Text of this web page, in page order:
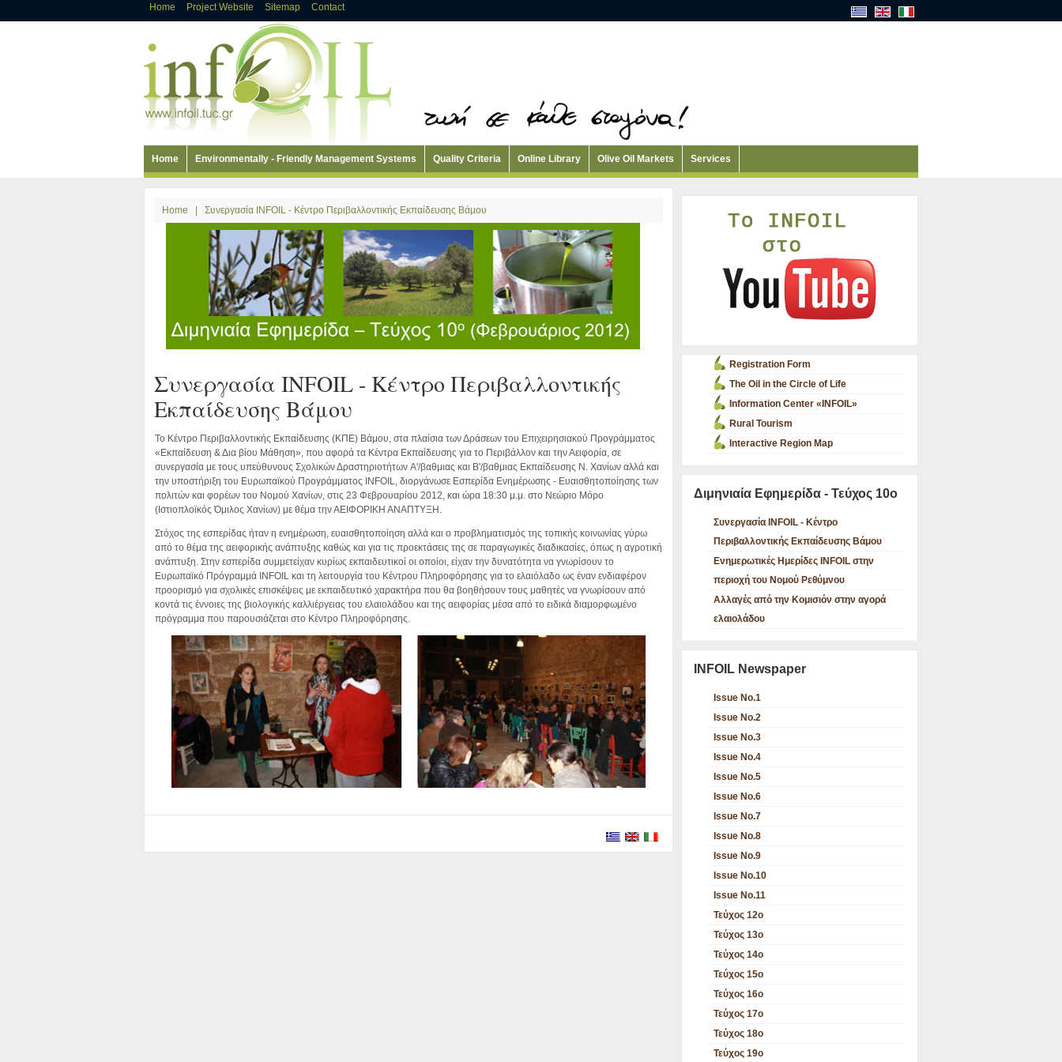
Home Project Website Sitemap Contact
Home Environmentally - Friendly Management Systems Quality Criteria Online Library Olive Oil Markets Services
Registration Form
The Oil in the Circle of Life
Information Center «INFOIL»
Rural Tourism
Interactive Region Map
Διμηνιαία Εφημερίδα - Τεύχος 10ο
Συνεργασία INFOIL - Κέντρο
Περιβαλλοντικής Εκπαίδευσης Βάμου
Ενημερωτικές Ημερίδες INFOIL στην
περιοχή του Νομού Ρεθύμνου
Αλλαγές από την Κομισιόν στην αγορά
ελαιολάδου
INFOIL Newspaper
Issue No.1
Issue No.2
Issue No.3
Issue No.4
Issue No.5
Issue No.6
Issue No.7
Issue No.8
Issue No.9
Issue No.10
Issue No.11
Τεύχος 12ο
Τεύχος 13ο
Τεύχος 14ο
Τεύχος 15ο
Τεύχος 16ο
Τεύχος 17ο
Τεύχος 18ο
Τεύχος 19ο
Home Συνεργασία INFOIL - Κέντρο Περιβαλλοντικής Εκπαίδευσης Βάμου
Συνεργασία INFOIL - Κέντρο Περιβαλλοντικής
Εκπαίδευσης Βάμου
Το Κέντρο Περιβαλλοντικής Εκπαίδευσης (ΚΠΕ) Βάμου, στα πλαίσια των Δράσεων του Επιχειρησιακού Προγράμματος
«Εκπαίδευση & Δια βίου Μάθηση», που αφορά τα Κέντρα Εκπαίδευσης για το Περιβάλλον και την Αειφορία, σε
συνεργασία με τους υπεύθυνους Σχολικών Δραστηριοτήτων A'/βαθμιας και B'/βαθμιας Εκπαίδευσης Ν. Χανίων αλλά και
την υποστήριξη του Ευρωπαϊκού Προγράμματος INFOIL, διοργάνωσε Εσπερίδα Ενημέρωσης - Ευαισθητοποίησης των
πολιτών και φορέων του Νομού Χανίων, στις 23 Φεβρουαρίου 2012, και ώρα 18:30 μ.μ. στο Νεώριο Μόρο
(Ιστιοπλοϊκός Όμιλος Χανίων) με θέμα την ΑΕΙΦΟΡΙΚΗ ΑΝΑΠΤΥΞΗ.
Στόχος της εσπερίδας ήταν η ενημέρωση, ευαισθητοποίηση αλλά και ο προβληματισμός της τοπικής κοινωνίας γύρω
από το θέμα της αειφορικής ανάπτυξης καθώς και για τις προεκτάσεις της σε παραγωγικές διαδικασίες, όπως η αγροτική
ανάπτυξη. Στην εσπερίδα συμμετείχαν κυρίως εκπαιδευτικοί οι οποίοι, είχαν την δυνατότητα να γνωρίσουν το
Ευρωπαϊκό Πρόγραμμά INFOIL και τη λειτουργία του Κέντρου Πληροφόρησης για το ελαιόλαδο ως έναν ενδιαφέρον
προορισμό για σχολικές επισκέψεις με εκπαιδευτικό χαρακτήρα που θα βοηθήσουν τους μαθητές να γνωρίσουν από
κοντά τις έννοιες της βιολογικής καλλιέργειας του ελαιολάδου και της αειφορίας μέσα από το ειδικά διαμορφωμένο
πρόγραμμα που παρουσιάζεται στο Κέντρο Πληροφόρησης.